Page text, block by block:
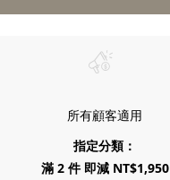
所有顧客適用
指定分類：
滿 2 件 即減 NT$1,950